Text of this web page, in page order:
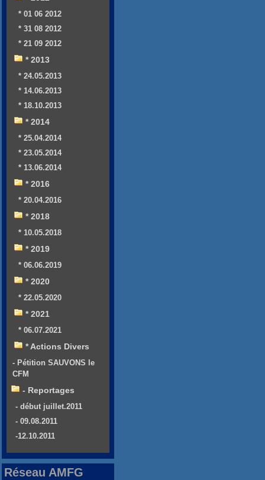
* 01 06 2012
* 31 08 2012
* 21 09 2012
* 2013
* 24.05.2013
* 14.06.2013
* 18.10.2013
* 2014
* 25.04.2014
* 23.05.2014
* 13.06.2014
* 2016
* 20.04.2016
* 2018
* 10.05.2018
* 2019
* 06.06.2019
* 2020
* 22.05.2020
* 2021
* 06.07.2021
* Actions Divers
- Pétition SAUVONS le
CFM
- Reportages
- début juillet.2011
- 09.08.2011
-12.10.2011
Réseau AMFG